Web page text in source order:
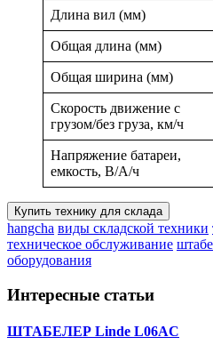
Длина вил (мм)
Общая длина (мм)
Общая ширина (мм)
Скорость движение с
грузом/без груза, км/ч
Напряжение батареи,
емкость, В/А/ч
Купить технику для склада
hangcha виды складской техники
техническое обслуживание
оборудования
Интересные статьи
ШТАБЕЛЕР Linde L06AC